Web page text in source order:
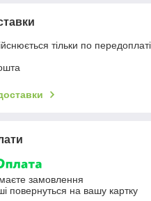
тільки по передоплаті.
замовлення
повернуться на вашу картку